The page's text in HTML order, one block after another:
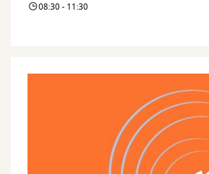
08:30 - 11:30